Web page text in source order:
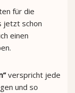
für die
jetzt schon
einen
verspricht jede
und so